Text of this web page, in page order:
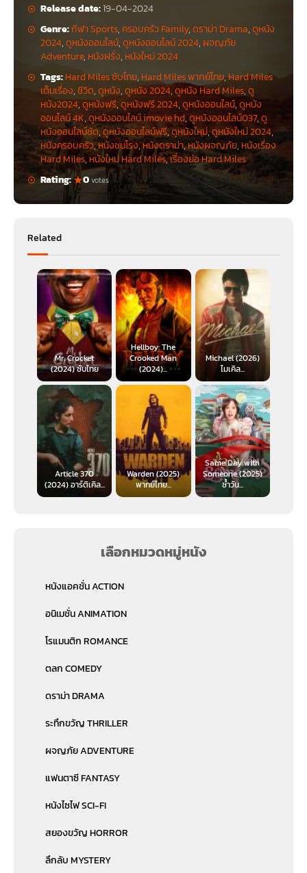
Release date:19-04-2024
Genre:กีฬา Sports, ครอบครัว Family,ดราม่า Drama,ดูหนัง
2024,ดูหนังออนไลน์,ดูหนังออนไลน์ 2024, ผจญภัย
Adventure, หนังฝรั่ง, หนังใหม่ 2024
Tags:Hard Miles ซับไทย, Hard Miles พากย์ไทย, Hard Miles
เต็มเรื่อง,ชีวิต,ดูหนัง,ดูหนัง 2024,ดูหนัง Hard Miles,ดู
หนัง2024,ดูหนังฟรี,ดูหนังฟรี 2024,ดูหนังออนไลน์,ดูหนัง
ออนไลน์ 4K,ดูหนังออนไลน์ imovie hd,ดูหนังออนไลน์037,ดู
หนังออนไลน์ชัด,ดูหนังออนไลน์ฟรี,ดูหนังใหม่,ดูหนังใหม่ 2024,
หนังครอบครัว,หนังชนโรง,หนังดราม่า,หนังผจญภัย,หนังเรื่อง
Hard Miles,หนังใหม่ Hard Miles,เรื่องย่อ Hard Miles
Rating:
0votes
Related
Mr. Crocket
(2024) ซับไทย
Hellboy: The
Crooked Man
(2024)...
Michael (2026)
ไมเคิล...
Article 370
(2024) อาร์ติเคิล...
Warden (2025)
พากย์ไทย...
Same Day with
Someone (2025)
ซ้ำวัน...
เลือกหมวดหมู่หนัง
หนังแอคชั่น ACTION
อนิเมชั่น ANIMATION
โรแมนติก ROMANCE
ตลก COMEDY
ดราม่า DRAMA
ระทึกขวัญ THRILLER
ผจญภัย ADVENTURE
แฟนตาซี FANTASY
หนังไซไฟ SCI-FI
สยองขวัญ HORROR
ลึกลับ MYSTERY